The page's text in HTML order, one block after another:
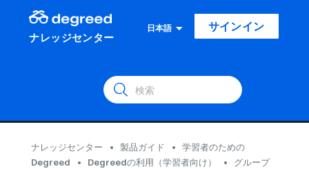
ナレッジセンター
日本語 サインイン
ナレッジセンター 製品ガイド
学習者のための
Degreed
Degreedの利用（学習者向け） グループ